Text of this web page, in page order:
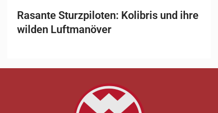
Rasante Sturzpiloten: Kolibris und ihre
wilden Luftmanöver